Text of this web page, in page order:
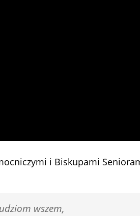
i Biskupami
wszem,